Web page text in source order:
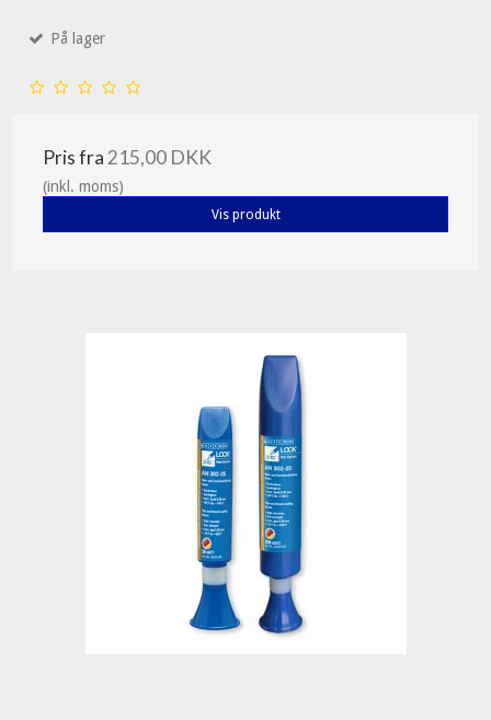
På lager
Pris fra215,00 DKK
(inkl. moms)
Vis produkt